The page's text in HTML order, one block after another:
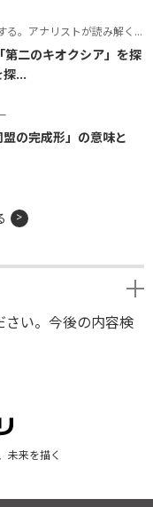
ナリストが読み解くテーマの本質
第二のキオクシア」を探
...
盟の完成形」の意味と
さい。今後の内容検
未来を描く